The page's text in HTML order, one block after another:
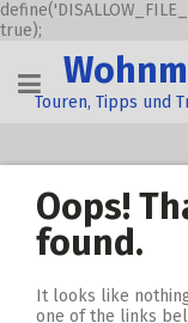
true);
content
Touren, Tipps und
Oops!
found.
It looks like
one of the links